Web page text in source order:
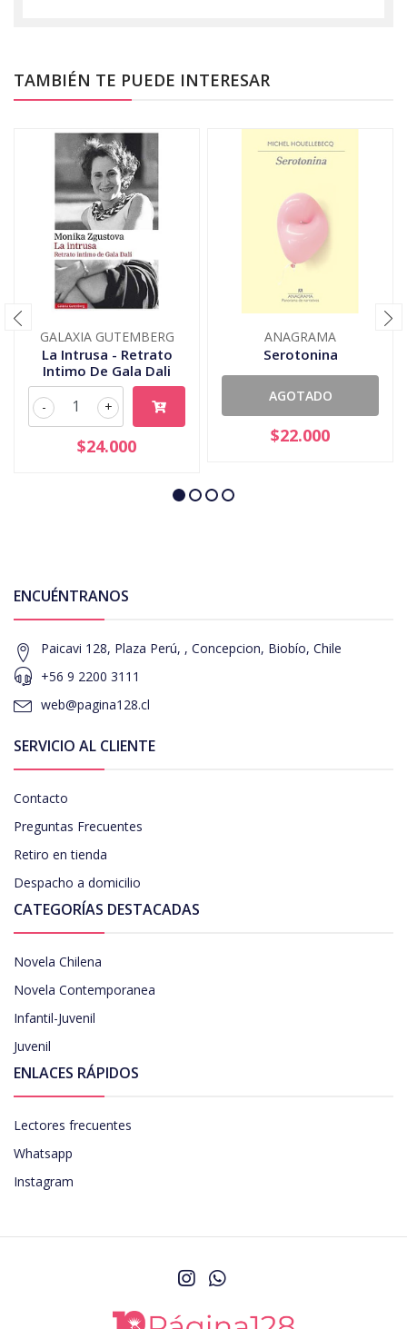
TAMBIÉN TE PUEDE INTERESAR
GALAXIA GUTEMBERG
La Intrusa - Retrato
Intimo De Gala Dali
+
-
$24.000
ANAGRAMA
Serotonina
AGOTADO
$22.000
ENCUÉNTRANOS
Paicavi 128, Plaza Perú, , Concepcion, Biobío, Chile
+56 9 2200 3111
web@pagina128.cl
SERVICIO AL CLIENTE
Contacto
Preguntas Frecuentes
Retiro en tienda
Despacho a domicilio
CATEGORÍAS DESTACADAS
Novela Chilena
Novela Contemporanea
Infantil-Juvenil
Juvenil
ENLACES RÁPIDOS
Lectores frecuentes
Whatsapp
Instagram